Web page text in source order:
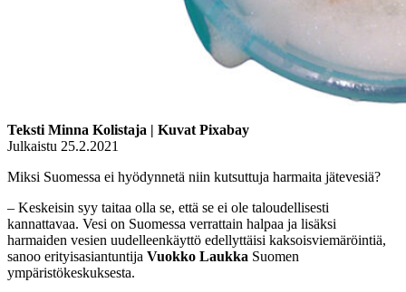
Teksti Minna Kolistaja | Kuvat Pixabay
Julkaistu 25.2.2021
Miksi Suomessa ei hyödynnetä niin kutsuttuja harmaita jätevesiä?
– Keskeisin syy taitaa olla se, että se ei ole taloudellisesti
kannattavaa. Vesi on Suomessa verrattain halpaa ja lisäksi
harmaiden vesien uudelleenkäyttö edellyttäisi kaksoisviemäröintiä,
sanoo erityisasiantuntija Vuokko Laukka Suomen
ympäristökeskuksesta.